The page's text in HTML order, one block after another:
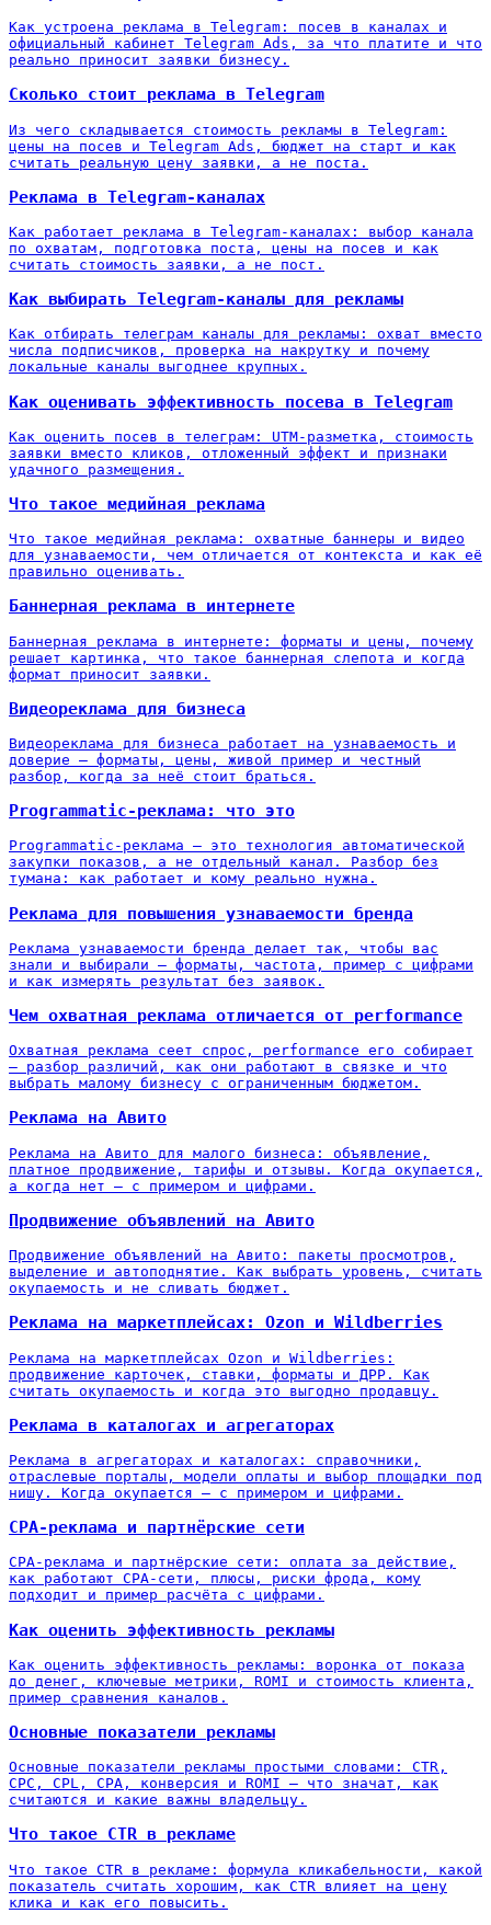
Как устроена реклама в Telegram: посев в каналах и
официальный кабинет Telegram Ads, за что платите и что
реально приносит заявки бизнесу.
Сколько стоит реклама в Telegram
Из чего складывается стоимость рекламы в Telegram:
цены на посев и Telegram Ads, бюджет на старт и как
считать реальную цену заявки, а не поста.
Реклама в Telegram-каналах
Как работает реклама в Telegram-каналах: выбор канала
по охватам, подготовка поста, цены на посев и как
считать стоимость заявки, а не пост.
Как выбирать Telegram-каналы для рекламы
Как отбирать телеграм каналы для рекламы: охват вместо
числа подписчиков, проверка на накрутку и почему
локальные каналы выгоднее крупных.
Как оценивать эффективность посева в Telegram
Как оценить посев в телеграм: UTM-разметка, стоимость
заявки вместо кликов, отложенный эффект и признаки
удачного размещения.
Что такое медийная реклама
Что такое медийная реклама: охватные баннеры и видео
для узнаваемости, чем отличается от контекста и как её
правильно оценивать.
Баннерная реклама в интернете
Баннерная реклама в интернете: форматы и цены, почему
решает картинка, что такое баннерная слепота и когда
формат приносит заявки.
Видеореклама для бизнеса
Видеореклама для бизнеса работает на узнаваемость и
доверие — форматы, цены, живой пример и честный
разбор, когда за неё стоит браться.
Programmatic-реклама: что это
Programmatic-реклама — это технология автоматической
закупки показов, а не отдельный канал. Разбор без
тумана: как работает и кому реально нужна.
Реклама для повышения узнаваемости бренда
Реклама узнаваемости бренда делает так, чтобы вас
знали и выбирали — форматы, частота, пример с цифрами
и как измерять результат без заявок.
Чем охватная реклама отличается от performance
Охватная реклама сеет спрос, performance его собирает
— разбор различий, как они работают в связке и что
выбрать малому бизнесу с ограниченным бюджетом.
Реклама на Авито
Реклама на Авито для малого бизнеса: объявление,
платное продвижение, тарифы и отзывы. Когда окупается,
а когда нет — с примером и цифрами.
Продвижение объявлений на Авито
Продвижение объявлений на Авито: пакеты просмотров,
выделение и автоподнятие. Как выбрать уровень, считать
окупаемость и не сливать бюджет.
Реклама на маркетплейсах: Ozon и Wildberries
Реклама на маркетплейсах Ozon и Wildberries:
продвижение карточек, ставки, форматы и ДРР. Как
считать окупаемость и когда это выгодно продавцу.
Реклама в каталогах и агрегаторах
Реклама в агрегаторах и каталогах: справочники,
отраслевые порталы, модели оплаты и выбор площадки под
нишу. Когда окупается — с примером и цифрами.
CPA-реклама и партнёрские сети
CPA-реклама и партнёрские сети: оплата за действие,
как работают CPA-сети, плюсы, риски фрода, кому
подходит и пример расчёта с цифрами.
Как оценить эффективность рекламы
Как оценить эффективность рекламы: воронка от показа
до денег, ключевые метрики, ROMI и стоимость клиента,
пример сравнения каналов.
Основные показатели рекламы
Основные показатели рекламы простыми словами: CTR,
CPC, CPL, CPA, конверсия и ROMI — что значат, как
считаются и какие важны владельцу.
Что такое CTR в рекламе
Что такое CTR в рекламе: формула кликабельности, какой
показатель считать хорошим, как CTR влияет на цену
клика и как его повысить.